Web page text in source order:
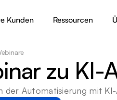
zu KI-
der Automatisierung mit
Kunden Ressourcen